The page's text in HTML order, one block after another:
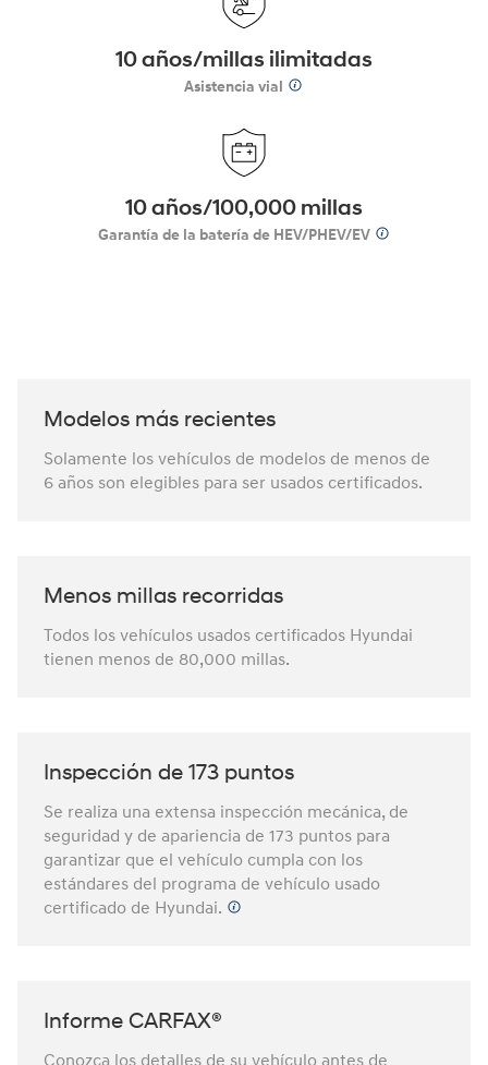
10 años/millas ilimitadas
Asistencia vial
10 años/100,000 millas
Garantía de la batería de HEV/PHEV/EV
Modelos más recientes
Solamente los vehículos de modelos de menos de
6 años son elegibles para ser usados certificados.
Menos millas recorridas⁠
Todos los vehículos usados certificados Hyundai
tienen menos de 80,000 millas.
Inspección de 173 puntos⁠
Se realiza una extensa inspección mecánica, de
seguridad y de apariencia de 173 puntos para
garantizar que el vehículo cumpla con los
estándares del programa de vehículo usado
certificado de Hyundai.
Informe CARFAX®⁠
Conozca los detalles de su vehículo antes de